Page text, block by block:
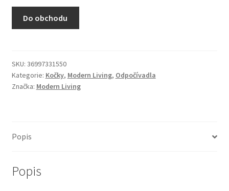
N&D Farmina pro kočky — Italské holistic krmivo
Pamlsky pro kočky
Purizon pro kočky
Veterinární dieta pro kočky
Do obchodu
SKU: 36997331550
Kategorie: Kočky, Modern Living, Odpočívadla
Značka: Modern Living
Popis
Popis